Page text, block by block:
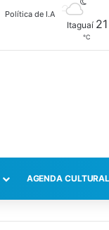
Política de I.A
Itaguaí 21
℃
AGENDA CULTURAL